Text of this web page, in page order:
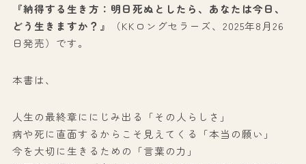
『納得する生き方：明日死ぬとしたら、あなたは今日、
どう生きますか？』
（KKロングセラーズ、2025年8月26
日発売）です。
本書は、
人生の最終章ににじみ出る「その人らしさ」
病や死に直面するからこそ見えてくる「本当の願い」
今を大切に生きるための「言葉の力」